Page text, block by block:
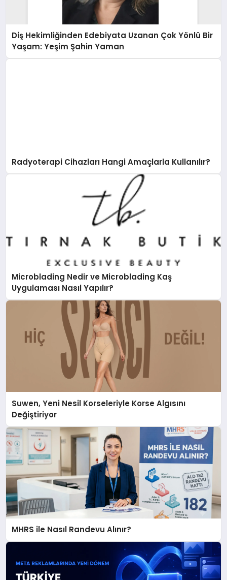
Diş Hekimliğinden Edebiyata Uzanan Çok Yönlü Bir
Yaşam: Yeşim Şahin Yaman
Radyoterapi Cihazları Hangi Amaçlarla Kullanılır?
Microblading Nedir ve Microblading Kaş
Uygulaması Nasıl Yapılır?
Suwen, Yeni Nesil Korseleriyle Korse Algısını
Değiştiriyor
MHRS ile Nasıl Randevu Alınır?